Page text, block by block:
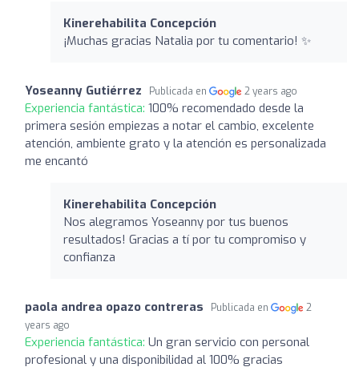
Kinerehabilita Concepción
¡Muchas gracias Natalia por tu comentario! ✨
Yoseanny Gutiérrez Publicada en 2 years ago
Experiencia fantástica: 100% recomendado desde la
primera sesión empiezas a notar el cambio, excelente
atención, ambiente grato y la atención es personalizada
me encantó
Kinerehabilita Concepción
Nos alegramos Yoseanny por tus buenos
resultados! Gracias a tí por tu compromiso y
confianza
paola andrea opazo contreras Publicada en
2
years ago
Experiencia fantástica: Un gran servicio con personal
profesional y una disponibilidad al 100% gracias